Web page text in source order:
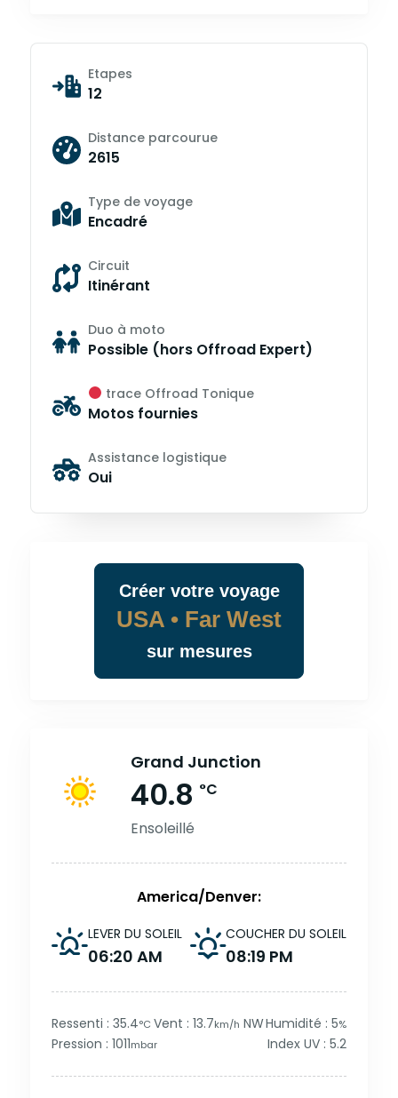
Etapes
12
Distance parcourue
2615
Type de voyage
Encadré
Circuit
Itinérant
Duo à moto
Possible (hors Offroad Expert)
trace Offroad Tonique
Motos fournies
Assistance logistique
Oui
Créer votrevoyage
USA • Far West
sur mesures
Grand Junction
40.8 °C
Ensoleillé
America/Denver:
LEVER DU SOLEIL
06:20 AM
COUCHER DU SOLEIL
08:19 PM
Ressenti : 35.4°C Vent : 13.7km/h NWHumidité : 5%
Pression : 1011mbar Index UV : 5.2